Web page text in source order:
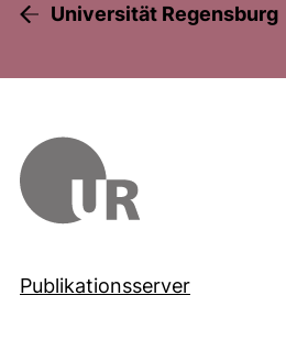
Universität Regensburg
Publikationsserver